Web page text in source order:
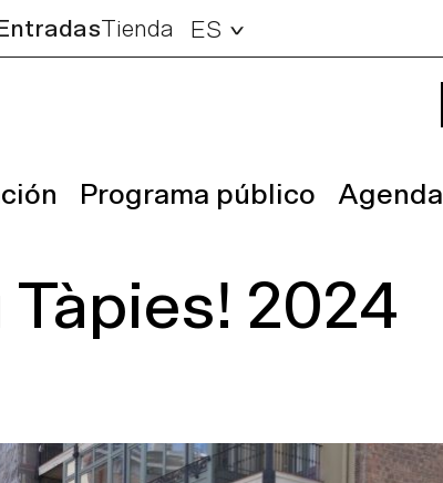
Tienda ES
Programa público Agenda
Tàpies! 2024